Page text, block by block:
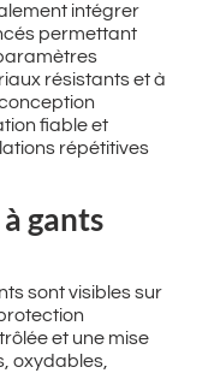
intégrer
permettant
résistants et à
fiable et
répétitives
gants
sont visibles sur
et une mise
oxydables,